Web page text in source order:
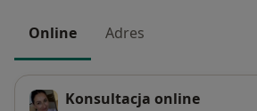
Online Adres
Konsultacja online